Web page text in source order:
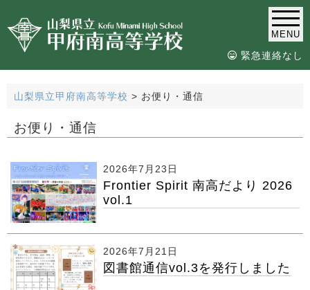
MENU
緊急連絡なし
山梨県立甲府南高等学校 > お便り・通信
お便り・通信
2026年7月23日
Frontier Spirit 南高だより 2026
vol.1
2026年7月21日
図書館通信vol.3を発行しました